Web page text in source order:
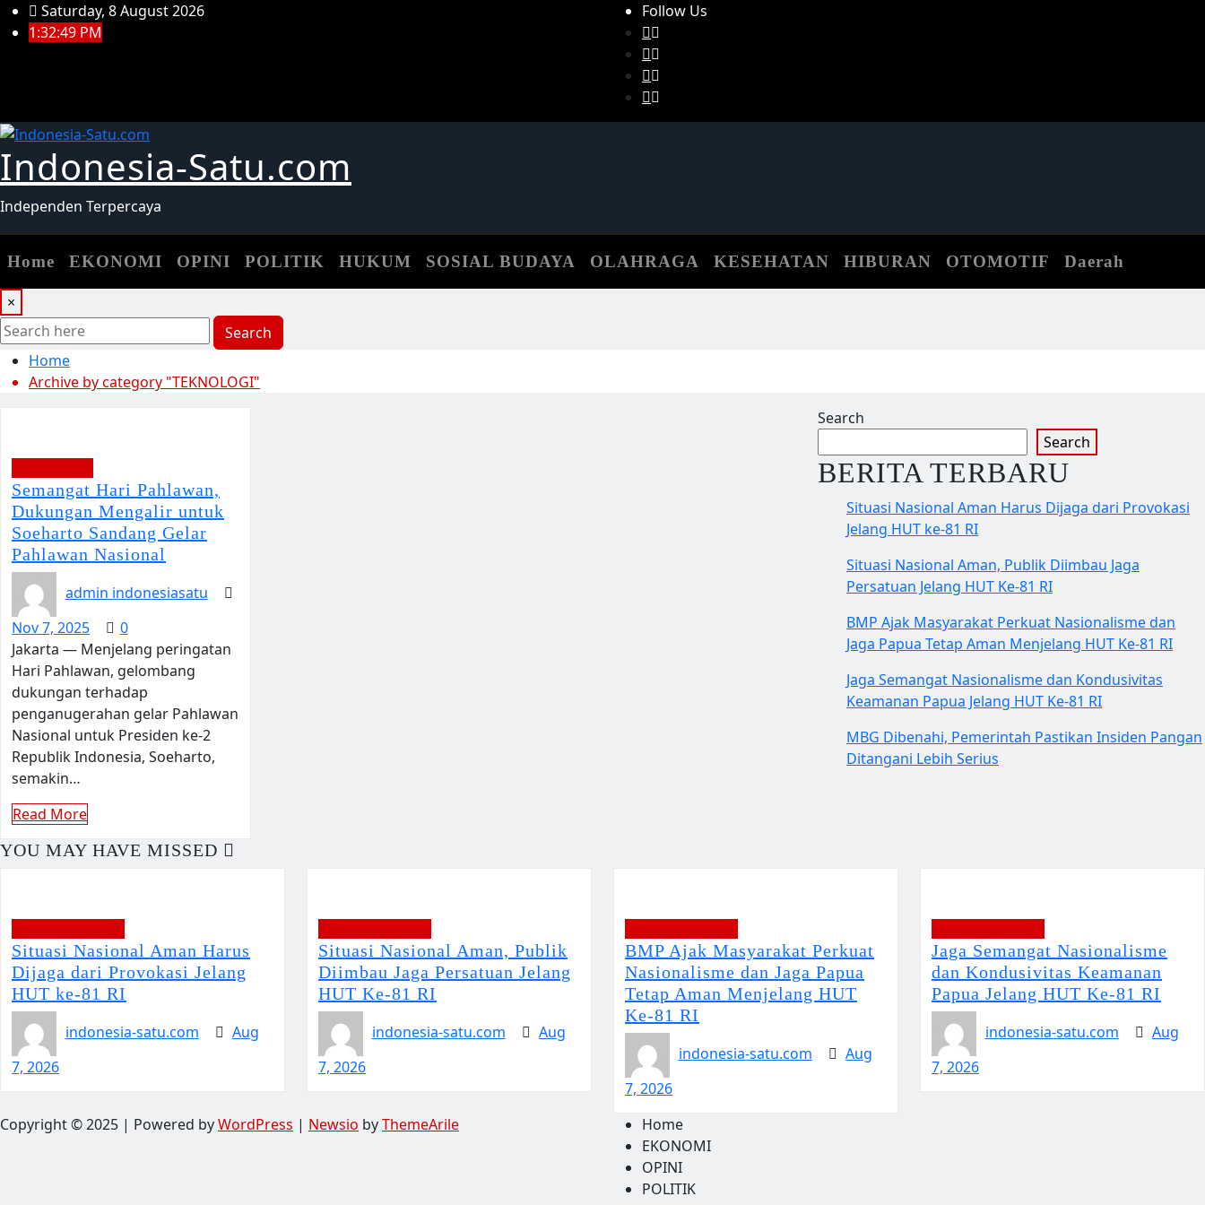
Skip
to
Saturday, 8 August 2026
1:32:49 PM
Follow Us
Indonesia-Satu.com
Independen Terpercaya
Home EKONOMI OPINI POLITIK HUKUM SOSIAL BUDAYA OLAHRAGA KESEHATAN HIBURAN OTOMOTIF Daerah
×
Search
Home
Archive by category "TEKNOLOGI"
Semangat Hari Pahlawan,
Dukungan Mengalir untuk
Soeharto Sandang Gelar
Pahlawan Nasional
admin indonesiasatu
Nov 7, 2025
0
Jakarta — Menjelang peringatan
Hari Pahlawan, gelombang
dukungan terhadap
penganugerahan gelar Pahlawan
Nasional untuk Presiden ke-2
Republik Indonesia, Soeharto,
semakin…
Read More
Search
Search
BERITA TERBARU
Situasi Nasional Aman Harus Dijaga dari Provokasi
Jelang HUT ke-81 RI
Situasi Nasional Aman, Publik Diimbau Jaga
Persatuan Jelang HUT Ke-81 RI
BMP Ajak Masyarakat Perkuat Nasionalisme dan
Jaga Papua Tetap Aman Menjelang HUT Ke-81 RI
Jaga Semangat Nasionalisme dan Kondusivitas
Keamanan Papua Jelang HUT Ke-81 RI
MBG Dibenahi, Pemerintah Pastikan Insiden Pangan
Ditangani Lebih Serius
YOU MAY HAVE MISSED
Situasi Nasional Aman Harus
Dijaga dari Provokasi Jelang
HUT ke-81 RI
indonesia-satu.com
Aug
7, 2026
Situasi Nasional Aman, Publik
Diimbau Jaga Persatuan Jelang
HUT Ke-81 RI
indonesia-satu.com
Aug
7, 2026
BMP Ajak Masyarakat Perkuat
Nasionalisme dan Jaga Papua
Tetap Aman Menjelang HUT
Ke-81 RI
indonesia-satu.com
Aug
7, 2026
Jaga Semangat Nasionalisme
dan Kondusivitas Keamanan
Papua Jelang HUT Ke-81 RI
indonesia-satu.com
Aug
7, 2026
Copyright © 2025 | Powered byWordPress | Newsio byThemeArile
Home
EKONOMI
OPINI
POLITIK